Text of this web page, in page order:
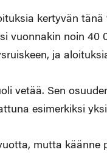
kertyvän
vuonnakin noin
ja
vetää. Sen
esimerkiksi
mutta